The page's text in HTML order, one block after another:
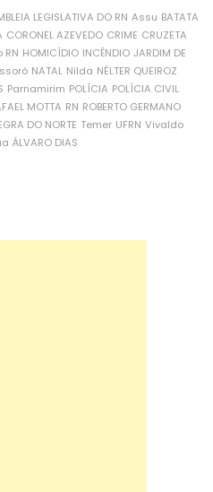
LEGISLATIVA DO RN Assu BATATA
CORONEL AZEVEDO CRIME CRUZETA
RN HOMICÍDIO INCÊNDIO JARDIM DE
NATAL Nilda NÉLTER QUEIROZ
Parnamirim POLÍCIA POLÍCIA CIVIL
MOTTA RN ROBERTO GERMANO
DO NORTE Temer UFRN Vivaldo
ÁLVARO DIAS